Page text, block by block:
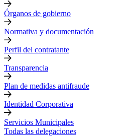
Órganos de gobierno
Normativa y documentación
Perfil del contratante
Transparencia
Plan de medidas antifraude
Identidad Corporativa
Servicios Municipales
Todas las delegaciones